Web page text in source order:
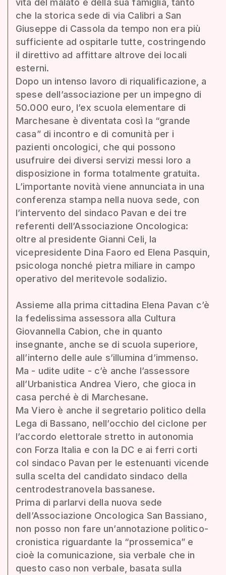
vita del malato e della sua famiglia, tanto
che la storica sede di via Calibri a San
Giuseppe di Cassola da tempo non era più
sufficiente ad ospitarle tutte, costringendo
il direttivo ad affittare altrove dei locali
esterni.
Dopo un intenso lavoro di riqualificazione, a
spese dell’associazione per un impegno di
50.000 euro, l’ex scuola elementare di
Marchesane è diventata così la “grande
casa” di incontro e di comunità per i
pazienti oncologici, che qui possono
usufruire dei diversi servizi messi loro a
disposizione in forma totalmente gratuita.
L’importante novità viene annunciata in una
conferenza stampa nella nuova sede, con
l’intervento del sindaco Pavan e dei tre
referenti dell’Associazione Oncologica:
oltre al presidente Gianni Celi, la
vicepresidente Dina Faoro ed Elena Pasquin,
psicologa nonché pietra miliare in campo
operativo del meritevole sodalizio.
Assieme alla prima cittadina Elena Pavan c’è
la fedelissima assessora alla Cultura
Giovannella Cabion, che in quanto
insegnante, anche se di scuola superiore,
all’interno delle aule s’illumina d’immenso.
Ma - udite udite - c’è anche l’assessore
all’Urbanistica Andrea Viero, che gioca in
casa perché è di Marchesane.
Ma Viero è anche il segretario politico della
Lega di Bassano, nell’occhio del ciclone per
l’accordo elettorale stretto in autonomia
con Forza Italia e con la DC e ai ferri corti
col sindaco Pavan per le estenuanti vicende
sulla scelta del candidato sindaco della
centrodestranovela bassanese.
Prima di parlarvi della nuova sede
dell’Associazione Oncologica San Bassiano,
non posso non fare un’annotazione politico-
cronistica riguardante la “prossemica” e
cioè la comunicazione, sia verbale che in
questo caso non verbale, basata sulla